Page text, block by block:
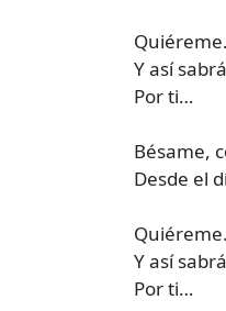
Y así
Por ti…
Bésame,
Desde el
Y así
Por ti…